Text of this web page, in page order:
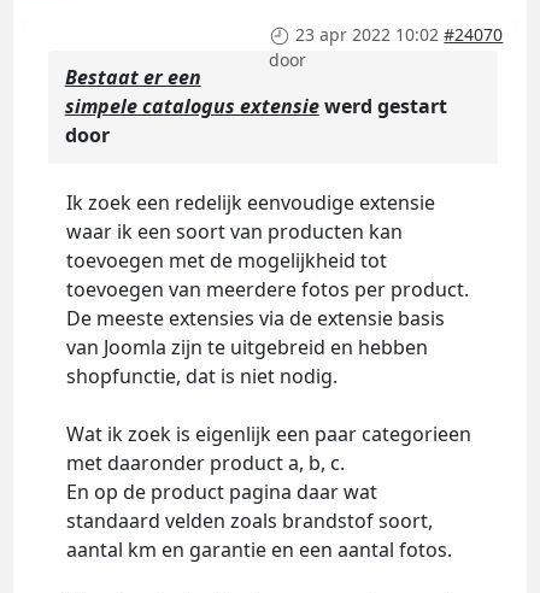
23 apr 2022 10:02 #24070
door
Bestaat er een
simpele catalogus extensiewerd gestart
door
Ik zoek een redelijk eenvoudige extensie
waar ik een soort van producten kan
toevoegen met de mogelijkheid tot
toevoegen van meerdere fotos per product.
De meeste extensies via de extensie basis
van Joomla zijn te uitgebreid en hebben
shopfunctie, dat is niet nodig.
Wat ik zoek is eigenlijk een paar categorieen
met daaronder product a, b, c.
En op de product pagina daar wat
standaard velden zoals brandstof soort,
aantal km en garantie en een aantal fotos.